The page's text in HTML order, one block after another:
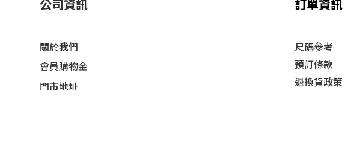
公司資訊 訂單資訊
關於我們
會員購物金
門市地址
尺碼參考
預訂條款
退換貨政策​